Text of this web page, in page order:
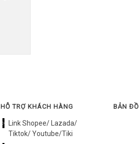
HỖ TRỢ KHÁCH HÀNG
Link Shopee/ Lazada/
Tiktok/ Youtube/Tiki
BẢN ĐỒ